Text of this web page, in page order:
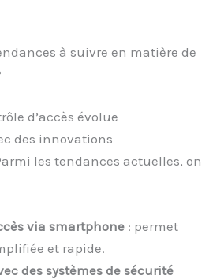
à suivre en matière de
d’accès évolue
des innovations
les tendances actuelles, on
via smartphone : permet
et rapide.
des systèmes de sécurité